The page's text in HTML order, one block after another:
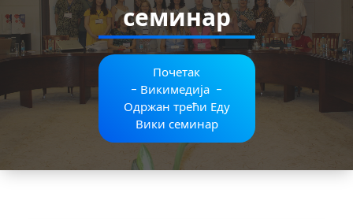
семинар
Почетак
- Викимедија -
Одржан трећи Еду
Вики семинар